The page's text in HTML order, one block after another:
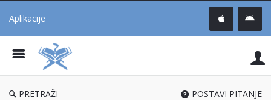
Aplikacije
®
PRETRAŽI POSTAVI PITANJE